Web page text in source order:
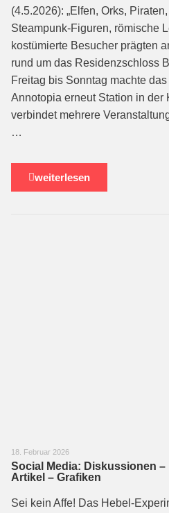
(4.5.2026): „Elfen, Orks,
Steampunk-Figuren, römische
kostümierte Besucher prägten
rund um das Residenzschloss
Freitag bis Sonntag machte
Annotopia erneut Station in
verbindet mehrere
…
weiterlesen
18. Februar 2026
Social Media: Diskussionen
Artikel – Grafiken
Sei kein Affe! Das Hebel-